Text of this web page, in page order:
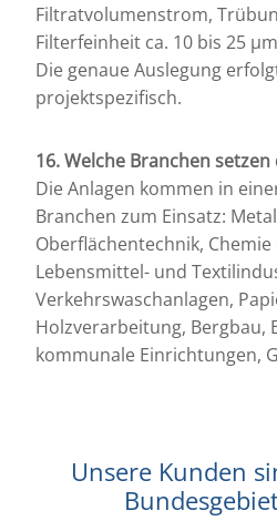
Filtratvolumenstrom,
Filterfeinheit ca. 10 bis 25 µm
Die genaue Auslegung
projektspezifisch.
16. Welche Branchen setzen
Die Anlagen kommen in
Branchen zum Einsatz:
Oberflächentechnik,
Lebensmittel- und
Verkehrswaschanlagen,
Holzverarbeitung, Bergbau,
kommunale Einrichtungen,
Unsere Kunden